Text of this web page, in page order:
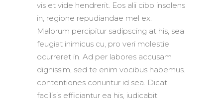
vis et vide hendrerit. Eos alii cibo insolens
in, regione repudiandae mel ex.
Malorum percipitur sadipscing at his, sea
feugiat inimicus cu, pro veri molestie
ocurreret in. Ad per labores accusam
dignissim, sed te enim vocibus habemus.
contentiones conuntur id sea. Dicat
facilisis efficiantur ea his, iudicabit